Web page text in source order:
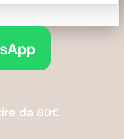
da 80€